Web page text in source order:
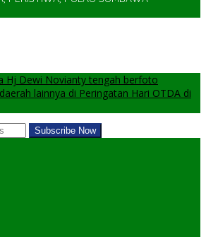
Hj Dewi Novianty tengah berfoto
lainnya di Peringatan Hari OTDA di